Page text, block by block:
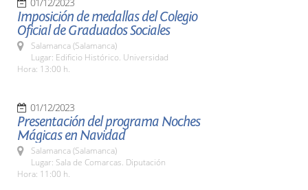
Imposición de medallas del Colegio
Oficial de Graduados Sociales
Salamanca (Salamanca)
Lugar: Edificio Histórico. Universidad
Hora: 13:00 h.
01/12/2023
Presentación del programa Noches
Mágicas en Navidad
Salamanca (Salamanca)
Lugar: Sala de Comarcas. Diputación
Hora: 11:00 h.